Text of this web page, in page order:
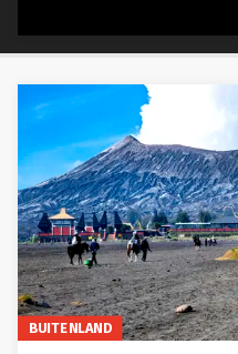
BUITENLAND